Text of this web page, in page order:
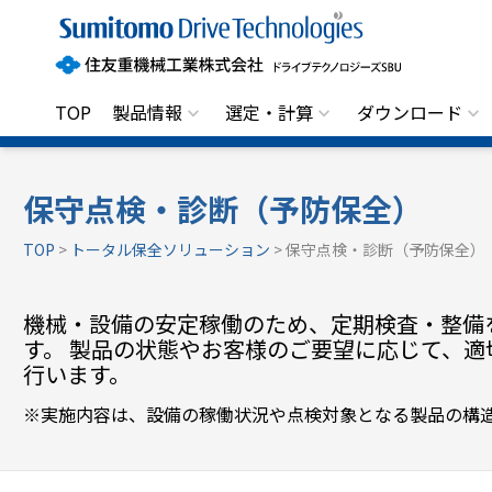
住
友
重
機
工
業
株
社
ド
ラ
ク
ノ
ロ
ジ
ー
ズ
S
TOP 製品情報 選定・計算 ダウンロード
保守点検・診断（予防保全）
TOP > トータル保全ソリューション > 保守点検・診断（予防保全）
機械・設備の安定稼働のため、定期検査・整
す。 製品の状態やお客様のご要望に応じて、
行います。
実施内容は、設備の稼働状況や点検対象となる製品の構